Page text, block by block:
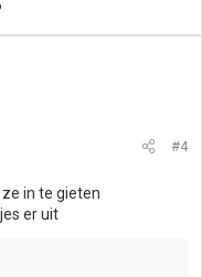
#4
in te gieten
er uit